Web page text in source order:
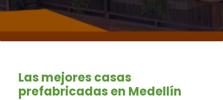
Las mejores casas
prefabricadas en Medellín